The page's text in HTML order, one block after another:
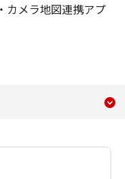
カメラ地図連携アプ